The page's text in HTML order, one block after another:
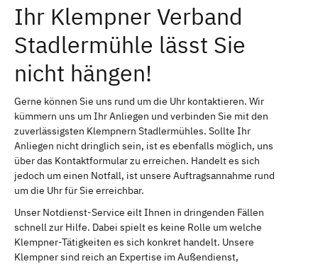
Ihr Klempner Verband
Stadlermühle lässt Sie
nicht hängen!
Gerne können Sie uns rund um die Uhr kontaktieren. Wir
kümmern uns um Ihr Anliegen und verbinden Sie mit den
zuverlässigsten Klempnern Stadlermühles. Sollte Ihr
Anliegen nicht dringlich sein, ist es ebenfalls möglich, uns
über das Kontaktformular zu erreichen. Handelt es sich
jedoch um einen Notfall, ist unsere Auftragsannahme rund
um die Uhr für Sie erreichbar.
Unser Notdienst-Service eilt Ihnen in dringenden Fällen
schnell zur Hilfe. Dabei spielt es keine Rolle um welche
Klempner-Tätigkeiten es sich konkret handelt. Unsere
Klempner sind reich an Expertise im Außendienst,